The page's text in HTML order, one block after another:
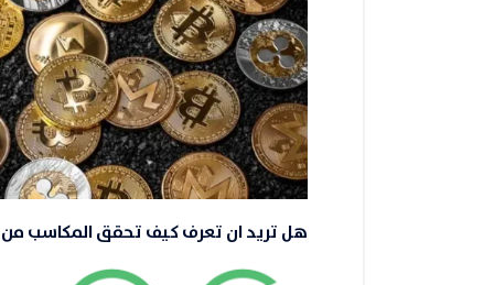
هل تريد ان تعرف كيف تحقق المكاسب من